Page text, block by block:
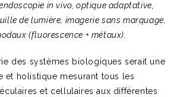
in vivo, optique adaptative,
de lumière, imagerie sans marquage,
(fluorescence + métaux).
des systèmes biologiques serait une
et holistique mesurant tous les
et cellulaires aux différentes